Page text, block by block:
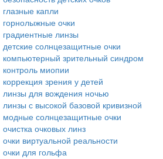
глазные капли
горнолыжные очки
градиентные линзы
детские солнцезащитные очки
компьютерный зрительный синдром
контроль миопии
коррекция зрения у детей
линзы для вождения ночью
линзы с высокой базовой кривизной
модные солнцезащитные очки
очистка очковых линз
очки виртуальной реальности
очки для гольфа